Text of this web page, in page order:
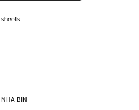
BIN